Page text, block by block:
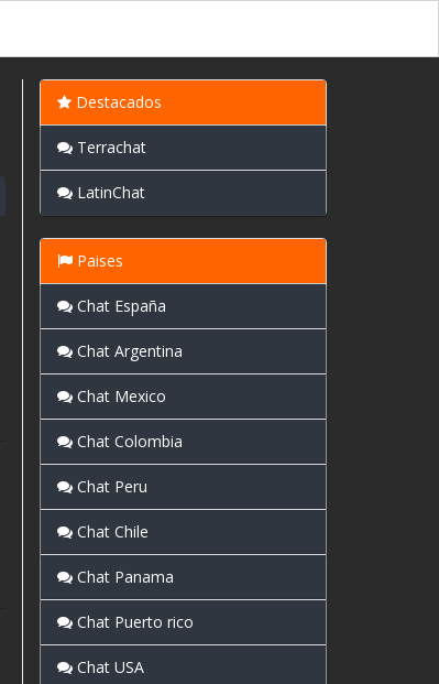
Destacados
Terrachat
LatinChat
Paises
Chat España
Chat Argentina
Chat Mexico
Chat Colombia
Chat Peru
Chat Chile
Chat Panama
Chat Puerto rico
Chat USA